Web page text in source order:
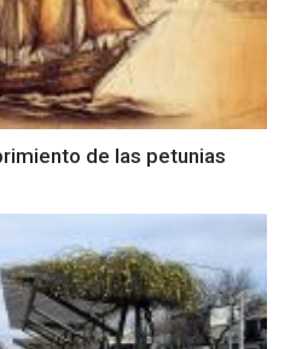
de las petunias